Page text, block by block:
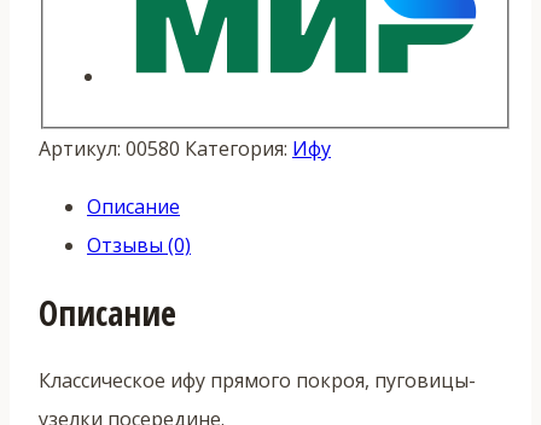
Артикул: 00580 Категория: Ифу
Описание
Отзывы (0)
Описание
Классическое ифу прямого покроя, пуговицы-
узелки посередине.